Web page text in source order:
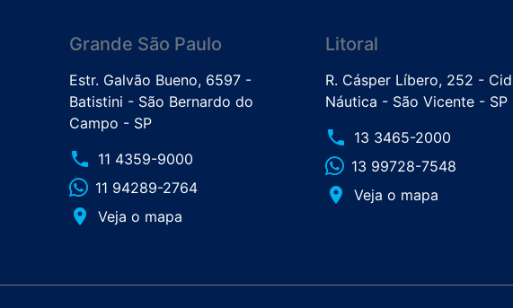
Grande São Paulo
Estr. Galvão Bueno, 6597 -
Batistini - São Bernardo do
Campo - SP
phone 11 4359-9000
11 94289-2764
place Veja o mapa
Litoral
R. Cásper Líbero, 252 -
Náutica - São Vicente - SP
phone 13 3465-2000
13 99728-7548
place Veja o mapa